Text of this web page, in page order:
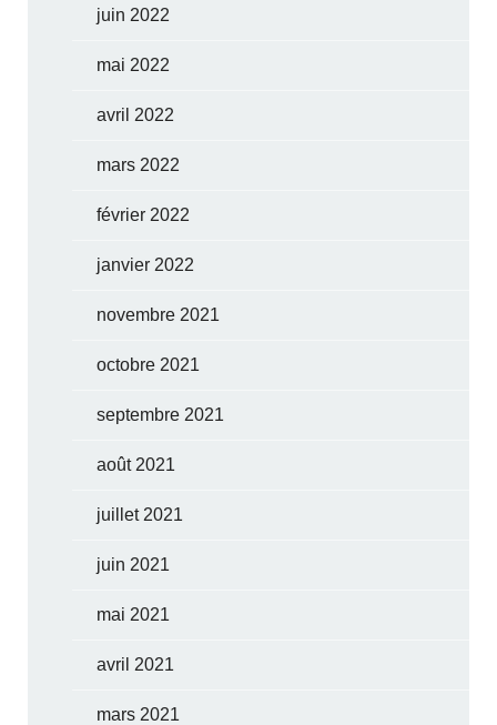
juin 2022
mai 2022
avril 2022
mars 2022
février 2022
janvier 2022
novembre 2021
octobre 2021
septembre 2021
août 2021
juillet 2021
juin 2021
mai 2021
avril 2021
mars 2021